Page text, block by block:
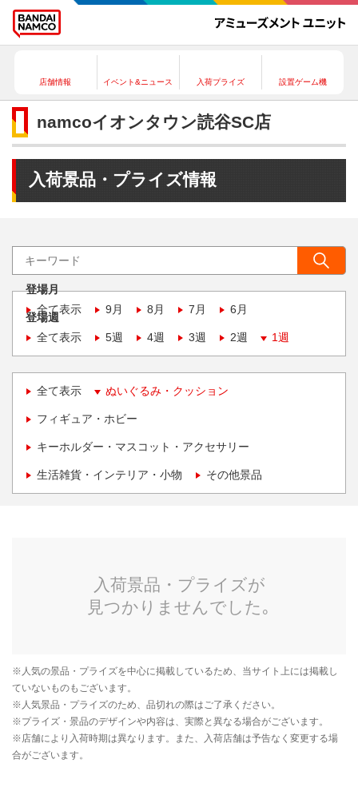
店舗情報 イベント&ニュース 入荷プライズ 設置ゲーム機
namcoイオンタウン読谷SC店
入荷景品・プライズ情報
登場月
全て表示
9月 8月 7月 6月
登場週
全て表示
5週 4週 3週 2週 1週
全て表示 ぬいぐるみ・クッション
フィギュア・ホビー
キーホルダー・マスコット・アクセサリー
生活雑貨・インテリア・小物 その他景品